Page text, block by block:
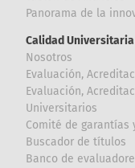
Panorama de la
Calidad Universitaria
Nosotros
Evaluación,
Evaluación,
Universitarios
Comité de garantías
Buscador de títulos
Banco de